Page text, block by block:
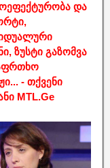
და
ზუსტი გაზომვა
- თქვენი
MTL.Ge